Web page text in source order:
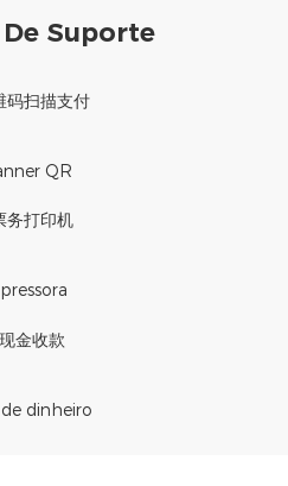
Suporte
QR
dinheiro